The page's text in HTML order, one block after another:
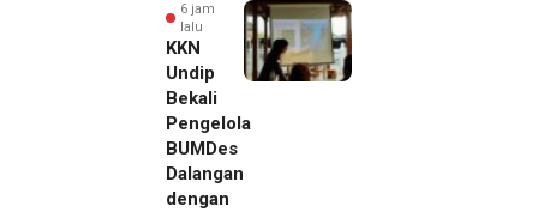
6 jam
lalu
KKN
Undip
Bekali
Pengelola
BUMDes
Dalangan
dengan